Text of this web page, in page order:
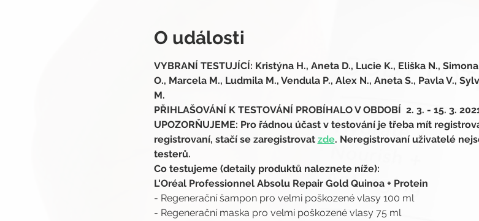
O události
VYBRANÍ TESTUJÍCÍ: Kristýna H., Aneta D., Lucie K., Eliška N.,
O., Marcela M., Ludmila M., Vendula P., Alex N., Aneta S., Pavla V.,
M.
PŘIHLAŠOVÁNÍ K TESTOVÁNÍ PROBÍHALO V OBDOBÍ  2. 3. - 15. 3.
UPOZORŇUJEME: Pro řádnou účast v testování je třeba mít
registrovaní, stačí se zaregistrovat zde. Neregistrovaní uživatelé
testerů.
Co testujeme (detaily produktů naleznete níže):
L'Oréal Professionnel Absolu Repair Gold Quinoa + Protein
- Regenerační šampon pro velmi poškozené vlasy 100 ml
- Regenerační maska pro velmi poškozené vlasy 75 ml